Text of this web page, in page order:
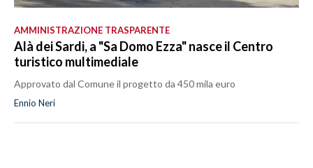
AMMINISTRAZIONE TRASPARENTE
Alà dei Sardi, a "Sa Domo Ezza" nasce il Centro
turistico multimediale
Approvato dal Comune il progetto da 450 mila euro
Ennio Neri